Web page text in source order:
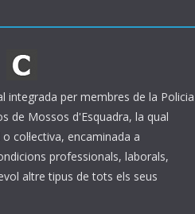
integrada per membres de la Policia
de Mossos d'Esquadra, la qual
col·lectiva, encaminada a
professionals, laborals,
altre tipus de tots els seus